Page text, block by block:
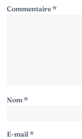
Commentaire*
Nom*
E-mail*